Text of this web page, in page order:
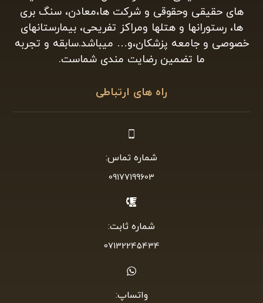
های حقیقی وحقوقی و شرکت ها،معادن، سنگ بری
ها، رستورانها و هتلها ومراکز تفریحی، بیمارستانهای
خصوصی و جامعه پزشکان،و… میباشد.سابقه و تجربه
ما تضمین رضایت مندی شماست.
راه های ارتباطی
شماره تماس:
09177199603
شماره ثابت:
07132245434
واتساپ: